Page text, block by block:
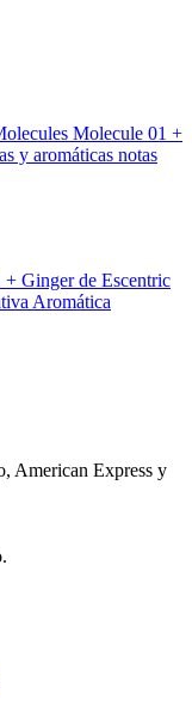
Molecule 01 +
y aromáticas notas
Ginger de Escentric
Aromática
American Express y